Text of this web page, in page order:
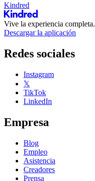
Kindred
Vive la experiencia completa.
Descargar la aplicación
Redes sociales
Instagram
𝕏
TikTok
LinkedIn
Empresa
Blog
Empleo
Asistencia
Creadores
Prensa